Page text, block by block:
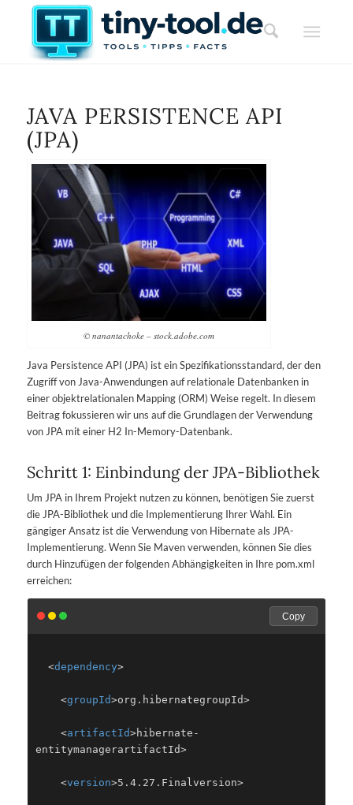
JAVA PERSISTENCE API
(JPA)
© nanantachoke – stock.adobe.com
Java Persistence API (JPA) ist ein Spezifikationsstandard, der den
Zugriff von Java-Anwendungen auf relationale Datenbanken in
einer objektrelationalen Mapping (ORM) Weise regelt. In diesem
Beitrag fokussieren wir uns auf die Grundlagen der Verwendung
von JPA mit einer H2 In-Memory-Datenbank.
Schritt 1: Einbindung der JPA-Bibliothek
Um JPA in Ihrem Projekt nutzen zu können, benötigen Sie zuerst
die JPA-Bibliothek und die Implementierung Ihrer Wahl. Ein
gängiger Ansatz ist die Verwendung von Hibernate als JPA-
Implementierung. Wenn Sie Maven verwenden, können Sie dies
durch Hinzufügen der folgenden Abhängigkeiten in Ihre pom.xml
erreichen:
Copy
  <
dependency>
    <
groupId>org.hibernategroupId>
    <
artifactId>hibernate-
entitymanagerartifactId>
    <
version>5.4.27.Final version>